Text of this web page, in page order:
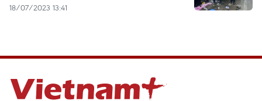
18/07/2023 13:41